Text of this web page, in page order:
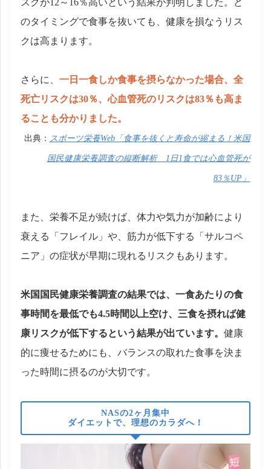
スクが12～16％高いという結果が判明しました。ど
のタイミングで食事を抜いても、健康を損なうリス
クは高まります。
さらに、一日一食しか食事を摂らなかった場合、全
死亡リスクは30％、心血管死のリスクは83％も高ま
ることも分かりました。
出典： スポーツ栄養Web「食事を抜くと寿命が縮まる！米国
国民健康栄養調査の縦断解析 1日1食では心血管死が
83％UP」
また、栄養不足が続けば、体力や気力が加齢により
衰える「フレイル」や、筋力が低下する「サルコペ
ニア」の症状が早期に現れるリスクもあります。
米国国民健康栄養調査の結果では、一食あたりの食
事時間を最低でも4.5時間以上空け、三食を摂れば健
康リスクが低下するという結果が出ています。健康
的に痩せるためにも、バランスの取れた食事を決ま
った時間に摂るのが大切です。
NASの2ヶ月集中
ダイエットで、理想のカラダへ！